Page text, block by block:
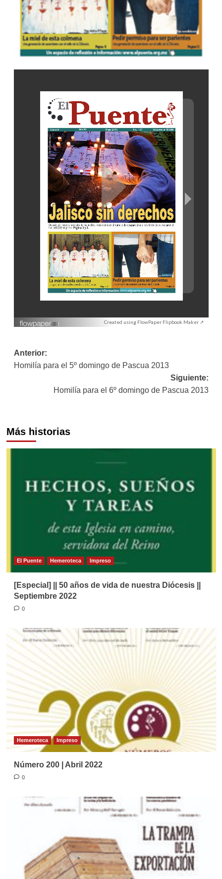
Created using FlowPaper Flipbook Maker ↗
Navegación
de
entradas
Anterior:
Homilía para el 5º domingo de Pascua 2013
Siguiente:
Homilía para el 6º domingo de Pascua 2013
Más historias
El Puente Hemeroteca Impreso
[Especial] || 50 años de vida de nuestra Diócesis ||
Septiembre 2022
0
Hemeroteca Impreso
Número 200 | Abril 2022
0